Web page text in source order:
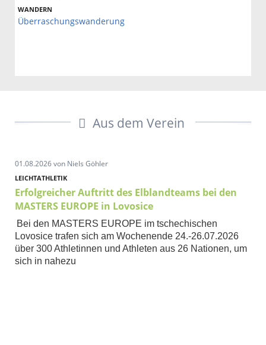
WANDERN
Überraschungswanderung
Aus dem Verein
01.08.2026von Niels Göhler
LEICHTATHLETIK
Erfolgreicher Auftritt des Elblandteams bei den
MASTERS EUROPE in Lovosice
Bei den MASTERS EUROPE im tschechischen
Lovosice trafen sich am Wochenende 24.-26.07.2026
über 300 Athletinnen und Athleten aus 26 Nationen, um
sich in nahezu